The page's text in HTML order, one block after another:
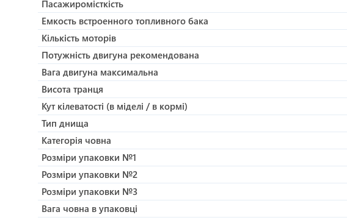
Пасажиромісткість
Емкость встроенного топливного бака
Кількість моторів
Потужність двигуна рекомендована
Вага двигуна максимальна
Висота транця
Кут кілеватості (в міделі / в кормі)
Тип днища
Категорія човна
Розміри упаковки №1
Розміри упаковки №2
Розміри упаковки №3
Вага човна в упаковці